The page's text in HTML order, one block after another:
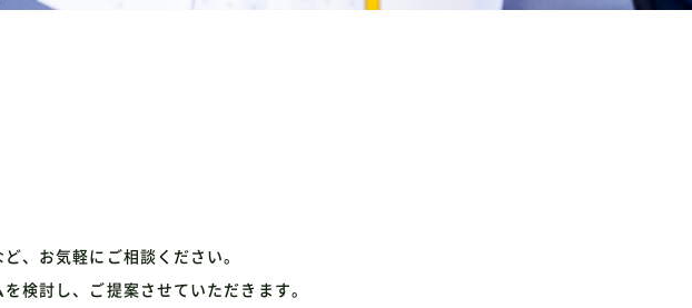
、お気軽にご相談ください。
検討し、ご提案させていただきます。